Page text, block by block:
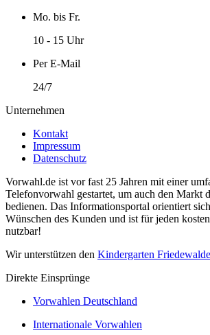
Mo. bis Fr.
10 - 15 Uhr
Per E-Mail
24/7
Unternehmen
Kontakt
Impressum
Datenschutz
Vorwahl.de ist vor fast 25 Jahren mit einer
Telefonvorwahl gestartet, um auch den Markt
bedienen. Das Informationsportal orientiert
Wünschen des Kunden und ist für jeden
nutzbar!
Wir unterstützen den Kindergarten Friedewalde
Direkte Einsprünge
Vorwahlen Deutschland
Internationale Vorwahlen